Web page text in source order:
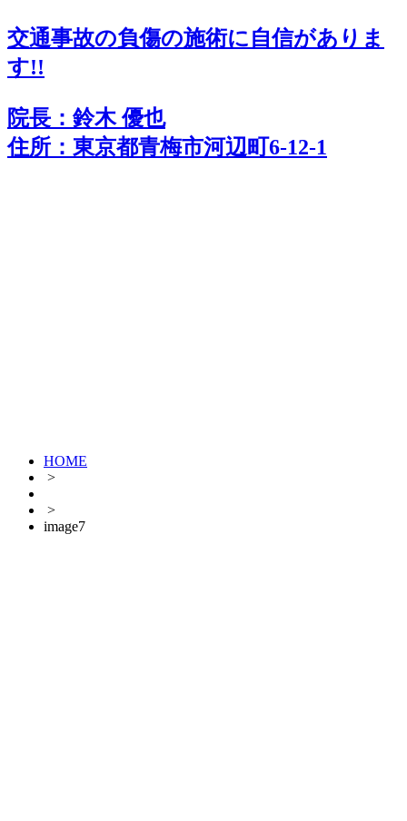
交通事故の負傷の施術に自信がありま
す!!
院長：鈴木 優也
住所：東京都青梅市河辺町6-12-1
HOME
>
>
image7